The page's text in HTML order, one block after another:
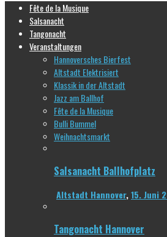
Fête de la Musique
Salsanacht
Tangonacht
Veranstaltungen
Hannoversches Bierfest
Altstadt Elektrisiert
Klassik in der Altstadt
Jazz am Ballhof
Fête de la Musique
Bulli Bummel
Weihnachtsmarkt
Salsanacht Ballhofplatz
Altstadt Hannover,15. Juni
Tangonacht Hannover